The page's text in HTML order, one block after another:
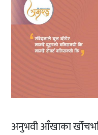
अनुभवी आँखाका